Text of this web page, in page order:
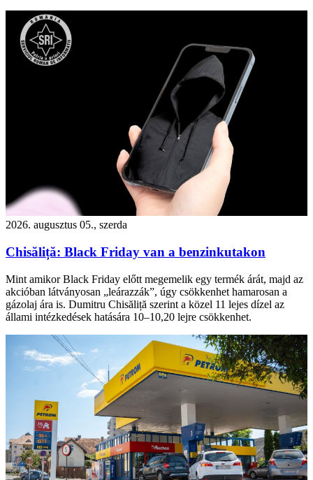
2026. augusztus 05., szerda
Chisăliță: Black Friday van a benzinkutakon
Mint amikor Black Friday előtt megemelik egy termék árát, majd az
akcióban látványosan „leárazzák”, úgy csökkenhet hamarosan a
gázolaj ára is. Dumitru Chisăliță szerint a közel 11 lejes dízel az
állami intézkedések hatására 10–10,20 lejre csökkenhet.